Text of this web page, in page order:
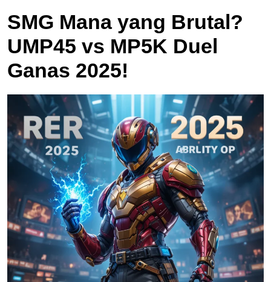
SMG Mana yang Brutal?
UMP45 vs MP5K Duel
Ganas 2025!